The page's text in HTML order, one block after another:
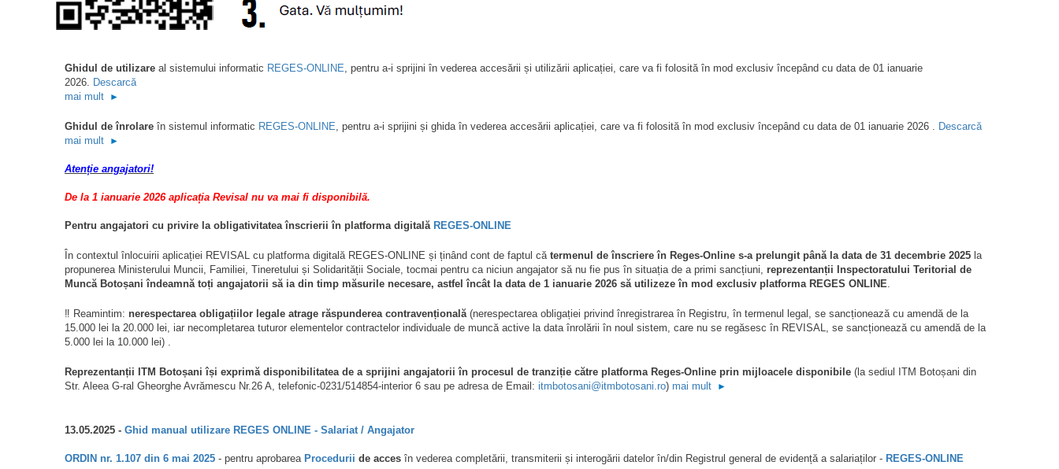
Ghidul de utilizare al sistemului informatic REGES-ONLINE , pentru a-i sprijini în vederea accesării și utilizării aplicației, care va fi folosită în mod exclusiv începând cu data de 01 ianuarie
2026.
Descarcă
mai mult
►
Ghidul de înrolare în sistemul informatic REGES-ONLINE , pentru a-i sprijini și ghida în vederea accesării aplicației, care va fi folosită în mod exclusiv începând cu data de 01 ianuarie 2026 .
Descarcă
mai mult
►
Atenție angajatori!
De la 1 ianuarie 2026 aplicația Revisal nu va mai fi disponibilă.
Pentru angajatori cu privire la obligativitatea înscrierii în platforma digitală REGES-ONLINE
În contextul înlocuirii aplicației REVISAL cu platforma digitală REGES-ONLINE și ținând cont de faptul că termenul de înscriere în Reges-Online s-a prelungit până la data de 31 decembrie 2025 la
propunerea Ministerului Muncii, Familiei, Tineretului și Solidarității Sociale, tocmai pentru ca niciun angajator să nu fie pus în situația de a primi sancțiuni, reprezentanții Inspectoratului Teritorial de
Muncă Botoșani îndeamnă toți angajatorii să ia din timp măsurile necesare, astfel încât la data de 1 ianuarie 2026 să utilizeze în mod exclusiv platforma REGES ONLINE
‼️ Reamintim: nerespectarea obligațiilor legale atrage răspunderea contravențională (nerespectarea obligației privind înregistrarea în Registru, în termenul legal, se sancționează cu amendă de la
15.000 lei la 20.000 lei, iar necompletarea tuturor elementelor contractelor individuale de muncă active la data înrolării în noul sistem, care nu se regăsesc în REVISAL, se sancționează cu amendă de la
5.000 lei la 10.000 lei) .
Reprezentanții ITM Botoșani își exprimă disponibilitatea de a sprijini angajatorii în procesul de tranziție către platforma Reges-Online prin mijloacele disponibile (la sediul ITM Botoșani din
Str. Aleea G-ral Gheorghe Avrămescu Nr.26 A, telefonic-0231/514854-interior 6 sau pe adresa de Email: itmbotosani@itmbotosani.ro) mai mult ►
13.05.2025 - Ghid manual utilizare REGES ONLINE - Salariat / Angajator
ORDIN nr. 1.107 din 6 mai 2025 - pentru aprobarea Procedurii de acces în vederea completării, transmiterii și interogării datelor în/din Registrul general de evidență a salariaților - REGES-ONLINE